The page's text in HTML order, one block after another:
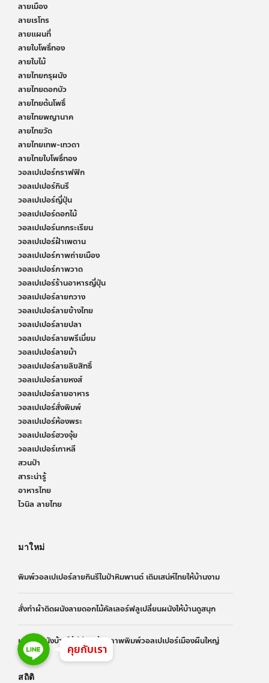
ลายเมือง
ลายเรโทร
ลายแผนที่
ลายใบโพธิ์ทอง
ลายใบไม้
ลายไทยกรุผนัง
ลายไทยดอกบัว
ลายไทยต้นโพธิ์
ลายไทยพญานาค
ลายไทยวัด
ลายไทยเทพ-เทวดา
ลายไทยใบโพธิ์ทอง
วอลเปเปอร์กราฟฟิก
วอลเปเปอร์กินรี
วอลเปเปอร์ญี่ปุ่น
วอลเปเปอร์ดอกไม้
วอลเปเปอร์นกกระเรียน
วอลเปเปอร์ฝ้าเพดาน
วอลเปเปอร์ภาพถ่ายเมือง
วอลเปเปอร์ภาพวาด
วอลเปเปอร์ร้านอาหารญี่ปุ่น
วอลเปเปอร์ลายกวาง
วอลเปเปอร์ลายข้างไทย
วอลเปเปอร์ลายปลา
วอลเปเปอร์ลายพรีเมี่ยม
วอลเปเปอร์ลายม้า
วอลเปเปอร์ลายลิขสิทธิ์
วอลเปเปอร์ลายหงส์
วอลเปเปอร์ลายอาหาร
วอลเปเปอร์สั่งพิมพ์
วอลเปเปอร์ห้องพระ
วอลเปเปอร์ฮวงจุ้ย
วอลเปเปอร์เกาหลี
สวนป่า
สาระน่ารู้
อาหารไทย
ไวนิล ลายไทย
มาใหม่
พิมพ์วอลเปเปอร์ลายกินรีในป่าหิมพานต์ เติมเสน่ห์ไทยให้บ้านงาม
สั่งทำผ้าติดผนังลายดอกไม้คัลเลอร์ฟลูเปลี่ยนผนังให้บ้านดูสนุก
เปลี่ยนผนังบ้านให้มีชีวิต ด้วยภาพพิมพ์วอลเปเปอร์เมืองผืนใหญ่
สถิติ
Line
Line
Line
คุยกับเรา